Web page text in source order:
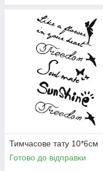
Тимчасове тату 10*6см
Готово до відправки